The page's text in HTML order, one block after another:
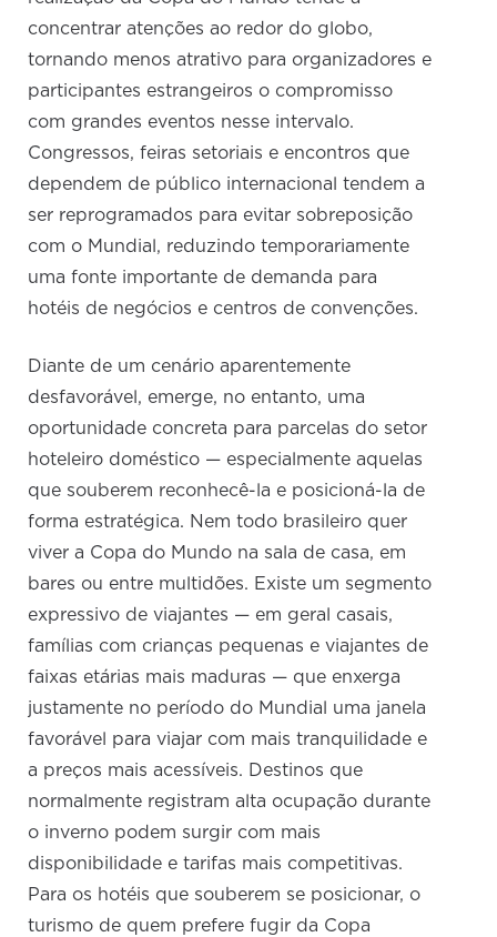
concentrar atenções ao redor do globo,
tornando menos atrativo para organizadores e
participantes estrangeiros o compromisso
com grandes eventos nesse intervalo.
Congressos, feiras setoriais e encontros que
dependem de público internacional tendem a
ser reprogramados para evitar sobreposição
com o Mundial, reduzindo temporariamente
uma fonte importante de demanda para
hotéis de negócios e centros de convenções.
Diante de um cenário aparentemente
desfavorável, emerge, no entanto, uma
oportunidade concreta para parcelas do setor
hoteleiro doméstico — especialmente aquelas
que souberem reconhecê-la e posicioná-la de
forma estratégica. Nem todo brasileiro quer
viver a Copa do Mundo na sala de casa, em
bares ou entre multidões. Existe um segmento
expressivo de viajantes — em geral casais,
famílias com crianças pequenas e viajantes de
faixas etárias mais maduras — que enxerga
justamente no período do Mundial uma janela
favorável para viajar com mais tranquilidade e
a preços mais acessíveis. Destinos que
normalmente registram alta ocupação durante
o inverno podem surgir com mais
disponibilidade e tarifas mais competitivas.
Para os hotéis que souberem se posicionar, o
turismo de quem prefere fugir da Copa